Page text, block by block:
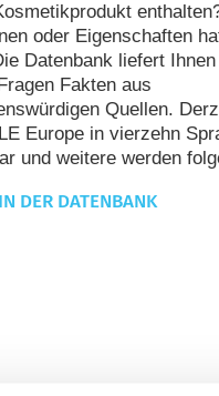
oder Eigenschaften
Datenbank liefert
Fakten aus
Quellen.
Europe in vierzehn
und weitere werden
DER DATENBANK